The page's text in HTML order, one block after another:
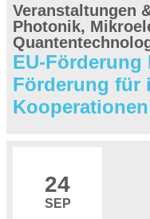
Veranstaltungen
Photonik,
EU-Förderung
Förderung für
24
SEP